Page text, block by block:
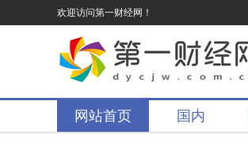
欢迎访问第一财经网！
网站首页 国内